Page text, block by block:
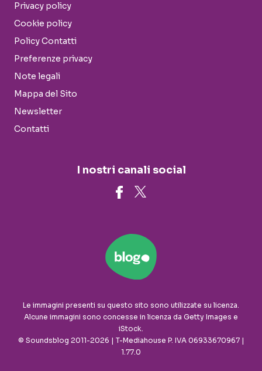
Privacy policy
Cookie policy
Policy Contatti
Preferenze privacy
Note legali
Mappa del Sito
Newsletter
Contatti
I nostri canali social
Le immagini presenti su questo sito sono utilizzate su licenza.
Alcune immagini sono concesse in licenza da Getty Images e
iStock.
© Soundsblog 2011-2026 | T-Mediahouse P. IVA 06933670967 |
1.77.0